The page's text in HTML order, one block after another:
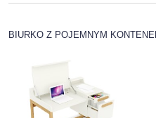
BIURKO Z POJEMNYM